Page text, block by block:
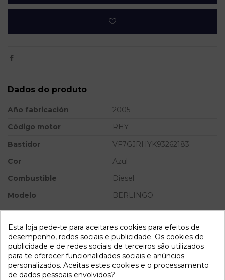
Dados do produto
Año fabricación
2005
Código motor
RHY
Bastidor
VF7GJRHYK93262183
Cor
Azul
Combustible
Diesel
Modelo
BERLINGO
Disponível a partir de: 2022-04-06
Descrição
Esta loja pede-te para aceitares cookies para efeitos de
desempenho, redes sociais e publicidade. Os cookies de
publicidade e de redes sociais de terceiros são utilizados
para te oferecer funcionalidades sociais e anúncios
personalizados. Aceitas estes cookies e o processamento
de dados pessoais envolvidos?